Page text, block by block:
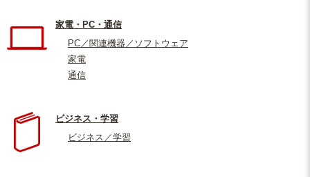
家電・PC・通信
PC／関連機器／ソフトウェア
家電
通信
ビジネス・学習
ビジネス／学習